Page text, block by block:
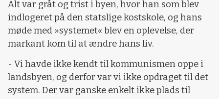
Alt var gråt og trist i byen, hvor han som blev
indlogeret på den statslige kostskole, og hans
møde med »systemet« blev en oplevelse, der
markant kom til at ændre hans liv.
- Vi havde ikke kendt til kommunismen oppe i
landsbyen, og derfor var vi ikke opdraget til det
system. Der var ganske enkelt ikke plads til